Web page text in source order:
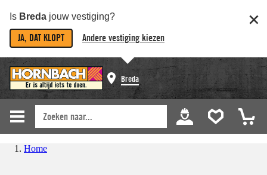
Is Breda jouw vestiging?
JA, DAT KLOPT Andere vestiging kiezen
Breda
Home